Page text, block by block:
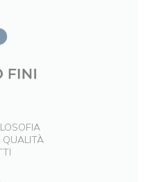
QUALITÀ